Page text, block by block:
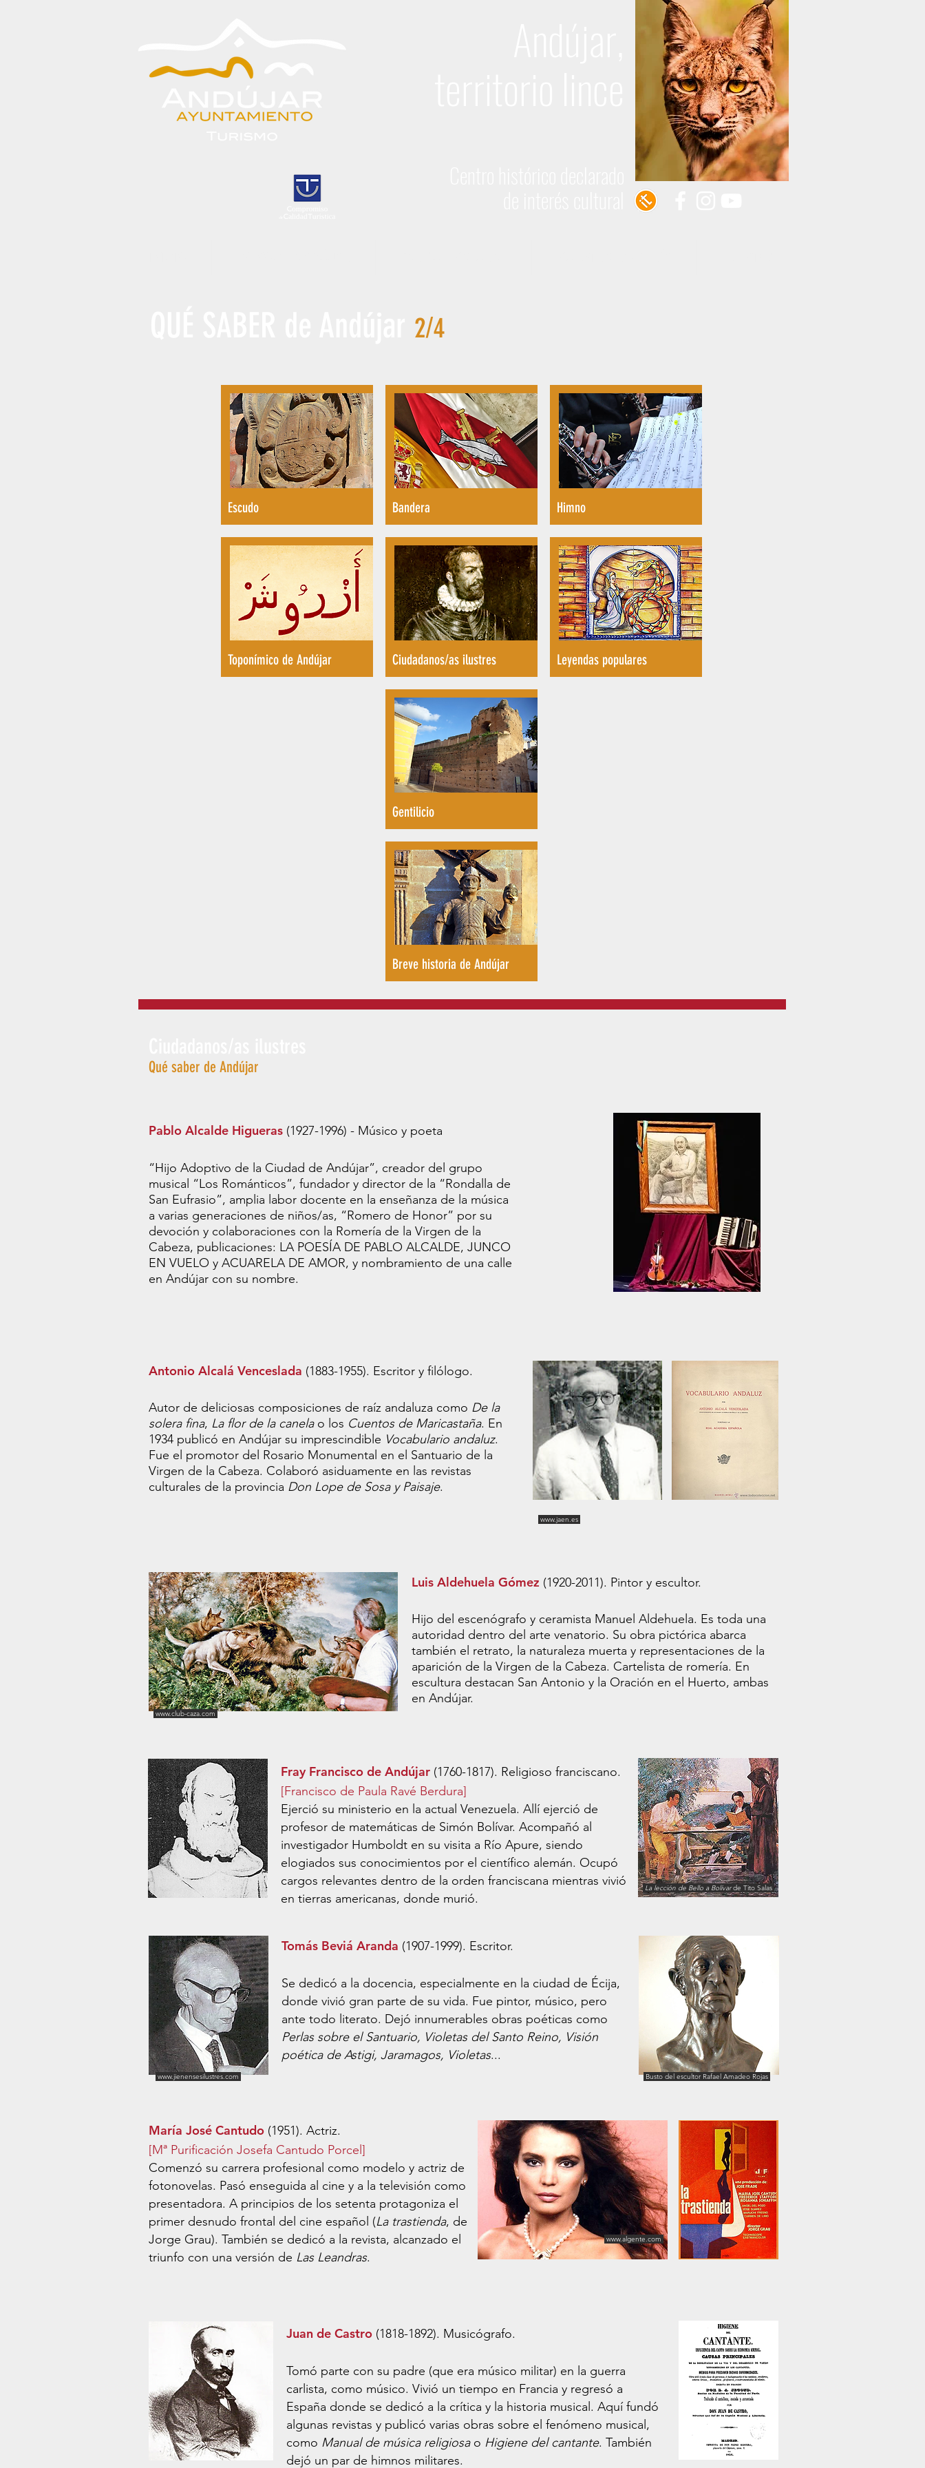
2/4
Escudo
Toponímico de Andújar
Bandera
Ciudadanos/as ilustres
Himno
Leyendas populares
Gentilicio
Breve historia de Andújar
Qué saber de Andújar
Pablo Alcalde Higueras (1927-1996) - Músico y poeta
“Hijo Adoptivo de la Ciudad de Andújar”, creador del grupo
musical “Los Románticos”, fundador y director de la “Rondalla de
San Eufrasio”, amplia labor docente en la enseñanza de la música
a varias generaciones de niños/as, “Romero de Honor” por su
devoción y colaboraciones con la Romería de la Virgen de la
Cabeza, publicaciones: LA POESÍA DE PABLO ALCALDE, JUNCO
EN VUELO y ACUARELA DE AMOR, y nombramiento de una calle
en Andújar con su nombre.
Antonio Alcalá Venceslada (1883-1955). Escritor y filólogo.
Autor de deliciosas composiciones de raíz andaluza como De la
solera fina, La flor de la canelao los Cuentos de Maricastaña. En
1934 publicó en Andújar su imprescindible Vocabulario andaluz.
Fue el promotor del Rosario Monumental en el Santuario de la
Virgen de la Cabeza. Colaboró asiduamente en las revistas
culturales de la provincia Don Lope de Sosa y Paisaje.
www.jaen.es
www.club-caza.com
Luis Aldehuela Gómez (1920-2011). Pintor y escultor.
Hijo del escenógrafo y ceramista Manuel Aldehuela. Es toda una
autoridad dentro del arte venatorio. Su obra pictórica abarca
también el retrato, la naturaleza muerta y representaciones de la
aparición de la Virgen de la Cabeza. Cartelista de romería. En
escultura destacan San Antonio y la Oración en el Huerto, ambas
en Andújar.
Fray Francisco de Andújar (1760-1817). Religioso franciscano.
[Francisco de Paula Ravé Berdura]
Ejerció su ministerio en la actual Venezuela. Allí ejerció de
profesor de matemáticas de Simón Bolívar. Acompañó al
investigador Humboldt en su visita a Río Apure, siendo
elogiados sus conocimientos por el científico alemán. Ocupó
cargos relevantes dentro de la orden franciscana mientras vivió
en tierras americanas, donde murió.
La lección de Bello a Bolívarde Tito Salas
www.jienensesilustres.com
Tomás Beviá Aranda (1907-1999). Escritor.
Se dedicó a la docencia, especialmente en la ciudad de Écija,
donde vivió gran parte de su vida. Fue pintor, músico, pero
ante todo literato. Dejó innumerables obras poéticas como
Perlas sobre el Santuario, Violetas del Santo Reino, Visión
poética de Astigi, Jaramagos, Violetas...
Busto del escultor Rafael Amadeo Rojas
María José Cantudo (1951). Actriz.
[Mª Purificación Josefa Cantudo Porcel]
Comenzó su carrera profesional como modelo y actriz de
fotonovelas. Pasó enseguida al cine y a la televisión como
presentadora. A principios de los setenta protagoniza el
primer desnudo frontal del cine español (La trastienda, de
Jorge Grau). También se dedicó a la revista, alcanzado el
triunfo con una versión de Las Leandras.
www.algente.com
Juan de Castro (1818-1892). Musicógrafo.
Tomó parte con su padre (que era músico militar) en la guerra
carlista, como músico. Vivió un tiempo en Francia y regresó a
España donde se dedicó a la crítica y la historia musical. Aquí fundó
algunas revistas y publicó varias obras sobre el fenómeno musical,
como Manual de música religiosao Higiene del cantante. También
dejó un par de himnos militares.